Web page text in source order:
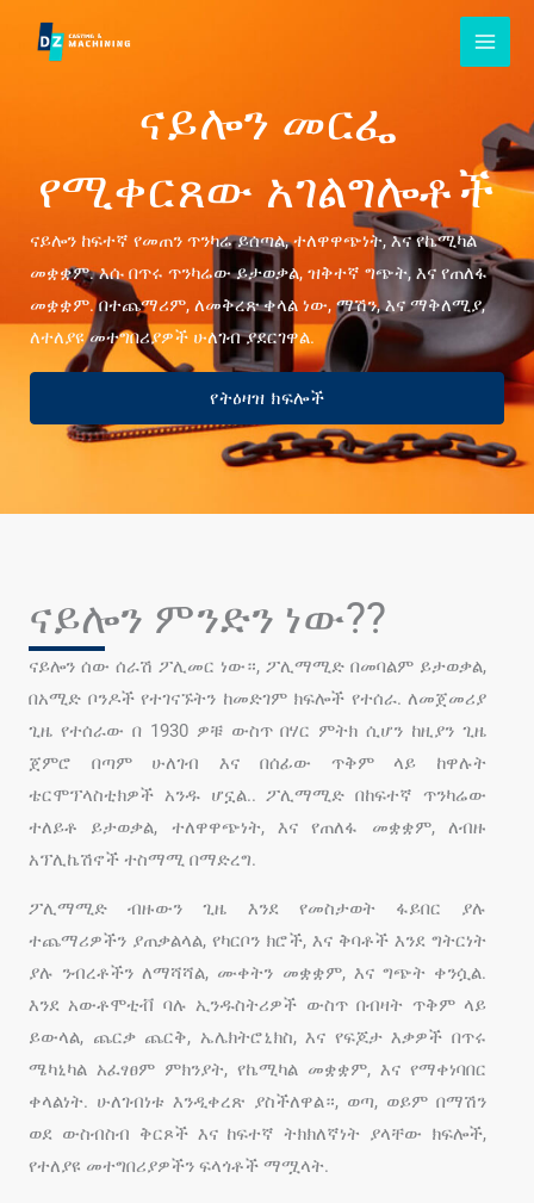
ናይሎን መርፌ
የሚቀርጸው አገልግሎቶች
ናይሎን ከፍተኛ የመጠን ጥንካሬ ይሰጣል, ተለዋዋጭነት, እና የኬሚካል
መቋቋም. እሱ በጥሩ ጥንካሬው ይታወቃል, ዝቅተኛ ግጭት, እና የጠለፋ
መቋቋም. በተጨማሪም, ለመቅረጽ ቀላል ነው, ማሽን, እና ማቅለሚያ,
ለተለያዩ መተግበሪያዎች ሁለገብ ያደርገዋል.
የትዕዛዝ ክፍሎች
ናይሎን ምንድን ነው??
ናይሎን ሰው ሰራሽ ፖሊመር ነው።, ፖሊማሚድ በመባልም ይታወቃል,
በአሚድ ቦንዶች የተገናኙትን ከመድገም ክፍሎች የተሰራ. ለመጀመሪያ
ጊዜ የተሰራው በ 1930 ዎቹ ውስጥ በሃር ምትክ ሲሆን ከዚያን ጊዜ
ጀምሮ በጣም ሁለገብ እና በሰፊው ጥቅም ላይ ከዋሉት
ቴርሞፕላስቲክዎች አንዱ ሆኗል.. ፖሊማሚድ በከፍተኛ ጥንካሬው
ተለይቶ ይታወቃል, ተለዋዋጭነት, እና የጠለፋ መቋቋም, ለብዙ
አፕሊኬሽኖች ተስማሚ በማድረግ.
ፖሊማሚድ ብዙውን ጊዜ እንደ የመስታወት ፋይበር ያሉ
ተጨማሪዎችን ያጠቃልላል, የካርቦን ክሮች, እና ቅባቶች እንደ ግትርነት
ያሉ ንብረቶችን ለማሻሻል, ሙቀትን መቋቋም, እና ግጭት ቀንሷል.
እንደ አውቶሞቲቭ ባሉ ኢንዱስትሪዎች ውስጥ በብዛት ጥቅም ላይ
ይውላል, ጨርቃ ጨርቅ, ኤሌክትሮኒክስ, እና የፍጆታ እቃዎች በጥሩ
ሜካኒካል አፈፃፀም ምክንያት, የኬሚካል መቋቋም, እና የማቀነባበር
ቀላልነት. ሁለገብነቱ እንዲቀረጽ ያስችለዋል።, ወጣ, ወይም በማሽን
ወደ ውስብስብ ቅርጾች እና ከፍተኛ ትክክለኛነት ያላቸው ክፍሎች,
የተለያዩ መተግበሪያዎችን ፍላጎቶች ማሟላት.